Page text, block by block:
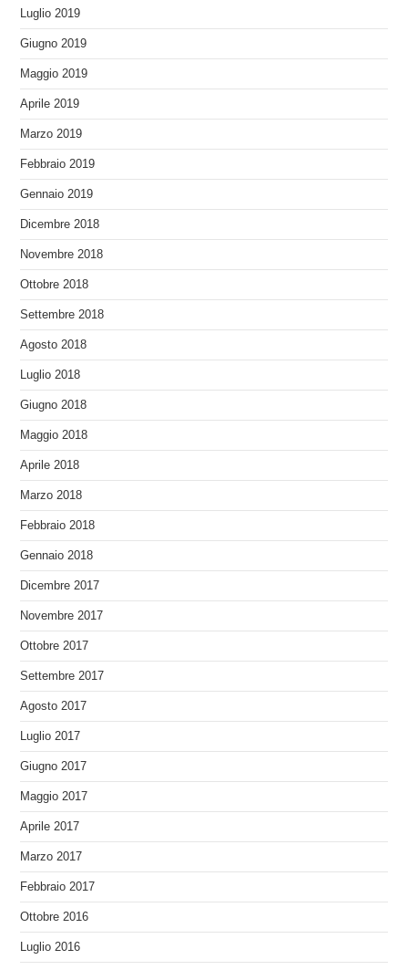
Luglio 2019
Giugno 2019
Maggio 2019
Aprile 2019
Marzo 2019
Febbraio 2019
Gennaio 2019
Dicembre 2018
Novembre 2018
Ottobre 2018
Settembre 2018
Agosto 2018
Luglio 2018
Giugno 2018
Maggio 2018
Aprile 2018
Marzo 2018
Febbraio 2018
Gennaio 2018
Dicembre 2017
Novembre 2017
Ottobre 2017
Settembre 2017
Agosto 2017
Luglio 2017
Giugno 2017
Maggio 2017
Aprile 2017
Marzo 2017
Febbraio 2017
Ottobre 2016
Luglio 2016